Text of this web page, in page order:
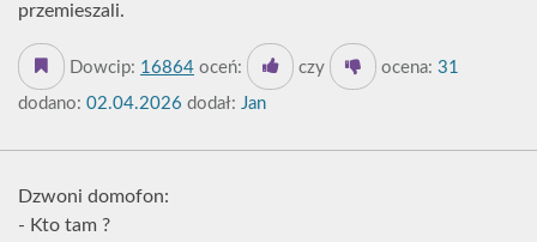
przemieszali.
Dowcip: 16864 oceń: czy ocena: 31
dodano: 02.04.2026 dodał: Jan
Dzwoni domofon:
- Kto tam ?